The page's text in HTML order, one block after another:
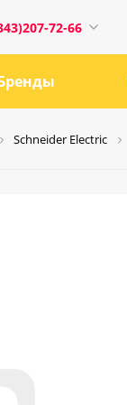
72-66
Schneider Electric